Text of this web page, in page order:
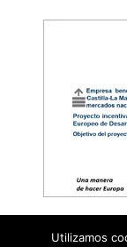
Utilizamos